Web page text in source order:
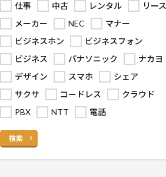
仕事
中古 レンタル
リース
メーカー
NEC
マナー
ビジネスホン
ビジネスフォン
ビジネス
パナソニック
ナカヨ
デザイン
スマホ
シェア
サクサ
コードレス
クラウド
PBX
NTT 電話
検索